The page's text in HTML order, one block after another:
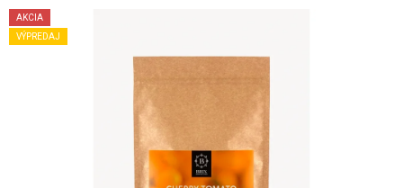
produktu
je
AKCIA
VÝPREDAJ